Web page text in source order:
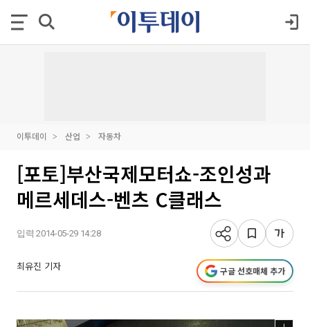
이투데이 산업 자동차
[포토]부산국제모터쇼-조인성과
메르세데스-벤츠 C클래스
입력 2014-05-29 14:28
최유진 기자 구글 선호매체 추가